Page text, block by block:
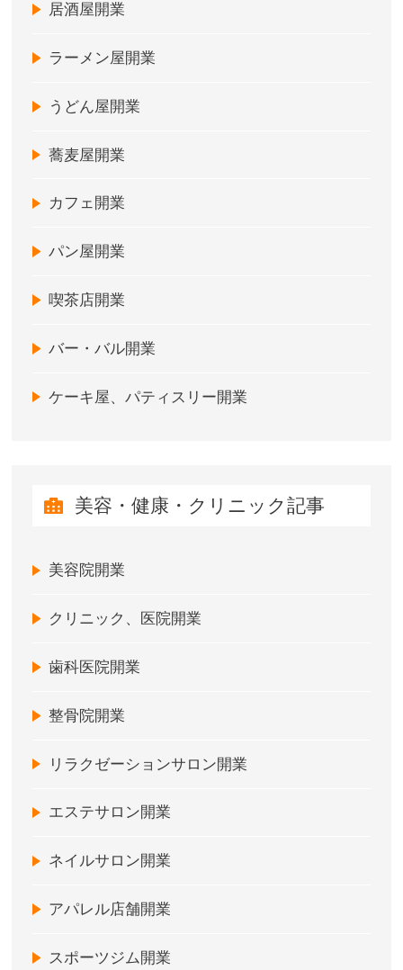
居酒屋開業
ラーメン屋開業
うどん屋開業
蕎麦屋開業
カフェ開業
パン屋開業
喫茶店開業
バー・バル開業
ケーキ屋、パティスリー開業
美容・健康・クリニック記事
美容院開業
クリニック、医院開業
歯科医院開業
整骨院開業
リラクゼーションサロン開業
エステサロン開業
ネイルサロン開業
アパレル店舗開業
スポーツジム開業